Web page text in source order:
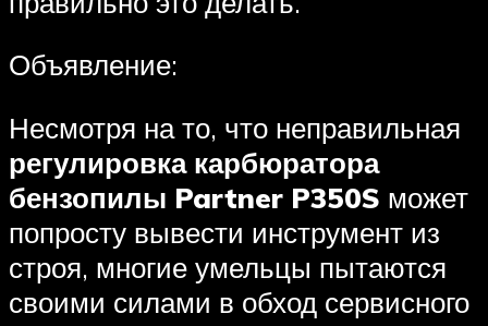
Объявление:
Несмотря на то, что неправильная
регулировка карбюратора
бензопилы Partner P350S может
попросту вывести инструмент из
строя, многие умельцы пытаются
своими силами в обход сервисного